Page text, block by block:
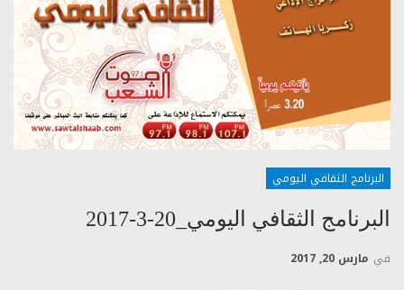
البرنامج الثقافي اليومي
البرنامج الثقافي اليومي_20-3-2017
في مارس 20, 2017